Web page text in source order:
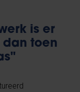
is er
dan toen